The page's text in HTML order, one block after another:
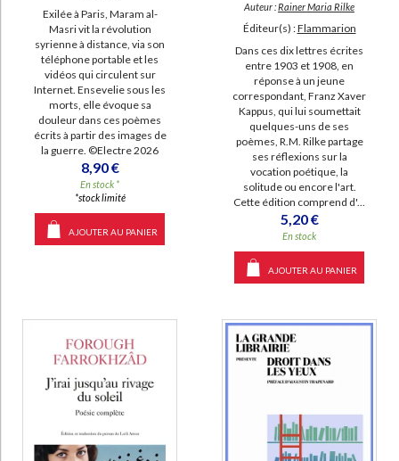
Exilée à Paris, Maram al-
Masri vit la révolution
syrienne à distance, via son
téléphone portable et les
vidéos qui circulent sur
Internet. Ensevelie sous les
morts, elle évoque sa
douleur dans ces poèmes
écrits à partir des images de
la guerre. ©Electre 2026
8,90 €
En stock *
*stock limité
AJOUTER AU PANIER
Auteur :Rainer Maria Rilke
Éditeur(s) :Flammarion
Dans ces dix lettres écrites
entre 1903 et 1908, en
réponse à un jeune
correspondant, Franz Xaver
Kappus, qui lui soumettait
quelques-uns de ses
poèmes, R.M. Rilke partage
ses réflexions sur la
vocation poétique, la
solitude ou encore l'art.
Cette édition comprend d'...
5,20 €
En stock
AJOUTER AU PANIER